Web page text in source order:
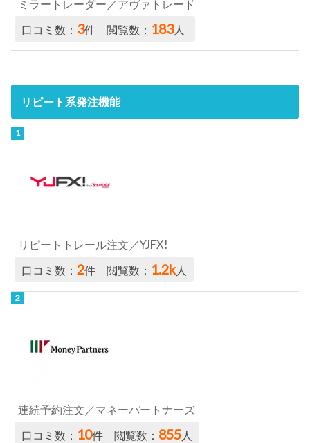
ミラートレーダー／アヴァトレード
口コミ数： 3件 閲覧数： 183人
リピート系発注機能
リピートトレール注文／YJFX!
口コミ数：2件 閲覧数： 1.2k人
連続予約注文／マネーパートナーズ
口コミ数： 10件 閲覧数： 855 人